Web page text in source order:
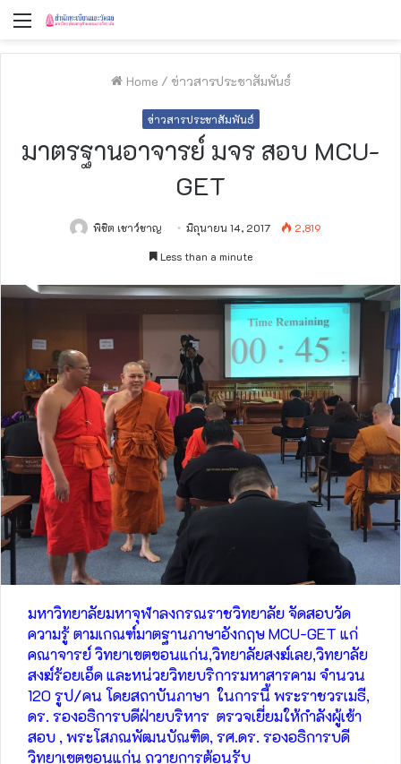
Menu
Home / ข่าวสารประชาสัมพันธ์
ข่าวสารประชาสัมพันธ์
มาตรฐานอาจารย์ มจร สอบ MCU-
GET
พิชิต เชาว์ชาญ มิถุนายน 14, 2017
2,819
Less than a minute
มหาวิทยาลัยมหาจุฬาลงกรณราชวิทยาลัย จัดสอบวัด
ความรู้ ตามเกณฑ์มาตฐานภาษาอังกฤษ MCU-GET แก่
คณาจารย์ วิทยาเขตขอนแก่น,วิทยาลัยสงฆ์เลย,วิทยาลัย
สงฆ์ร้อยเอ็ด และหน่วยวิทยบริการมหาสารคาม จำนวน
120 รูป/คน โดยสถาบันภาษา ในการนี้ พระราชวรเมธี,
ดร. รองอธิการบดีฝ่ายบริหาร ตรวจเยี่ยมให้กำลังผู้เข้า
สอบ , พระโสภณพัฒนบัณฑิต, รศ.ดร. รองอธิการบดี
วิทยาเขตขอนแก่น ถวายการต้อนรับ